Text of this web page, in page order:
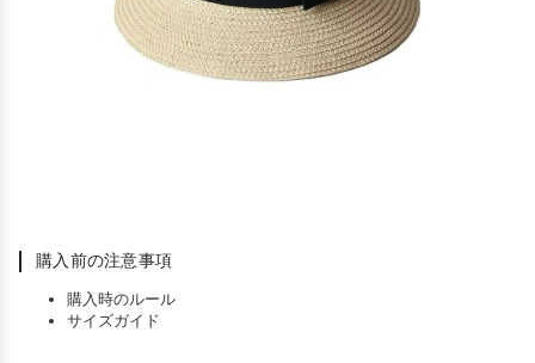
購入前の注意事項
購入時のルール
サイズガイド